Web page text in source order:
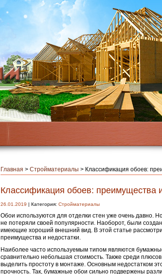
Главная > Стройматериалы > Классификация обоев:
Классификация обоев: преимущества
26.01.2019 | Категория: Стройматериалы
Обои используются для отделки стен уже очень давно.
не потеряли своей популярности. Наоборот, были
имеющие хороший внешний вид. В этой статье
преимущества и недостатки.
Наиболее часто используемым типом являются
сравнительно небольшая стоимость. Также среди
выделить простоту в монтаже. Основным недостатком
прочность. Так, бумажные обои сильно подвержены